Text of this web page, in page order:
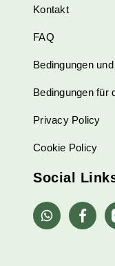
Kontakt
FAQ
Bedingungen
Bedingungen für
Privacy Policy
Cookie Policy
Social
whatsapp